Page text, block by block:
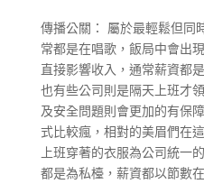
傳播公關： 屬於最輕鬆但同
常都是在唱歌，飯局中會出
直接影響收入，通常薪資都
也有些公司則是隔天上班才
及安全問題則會更加的有保
式比較瘋，相對的美眉們在
上班穿著的衣服為公司統一
都是為私檯，薪資都以節數